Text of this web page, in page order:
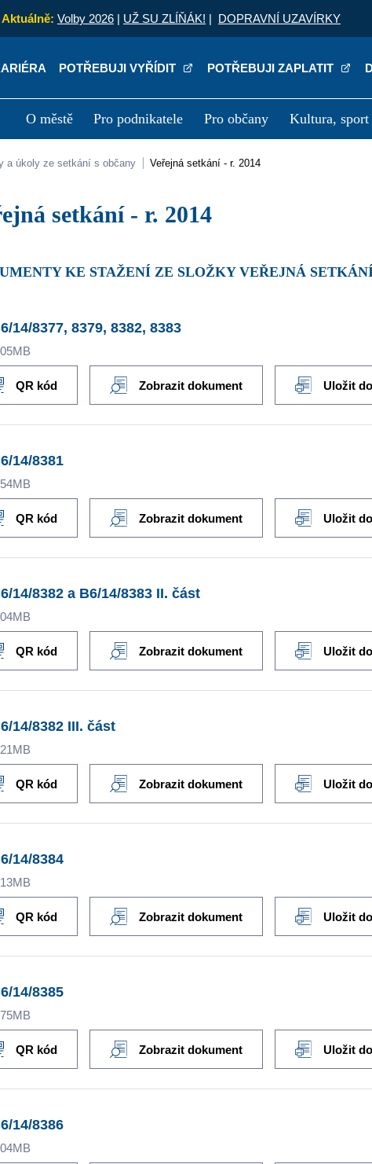
Aktuálně: Volby 2026 | UŽ SU ZLÍŇÁK! | DOPRAVNÍ UZAVÍRKY
POTŘEBUJI VYŘÍDIT POTŘEBUJI ZAPLATIT
O městě Pro podnikatele Pro občany Kultura, sport
Kariéra
a úkoly ze setkání s občany Veřejná setkání - r. 2014
setkání - r. 2014
KE STAŽENÍ ZE SLOŽKY VEŘEJNÁ
14/8377, 8379, 8382, 8383
QR kód Zobrazit dokument Uložit
14/8381
QR kód Zobrazit dokument Uložit
14/8382 a B6/14/8383 II. část
QR kód Zobrazit dokument Uložit
14/8382 III. část
QR kód Zobrazit dokument Uložit
14/8384
QR kód Zobrazit dokument Uložit
14/8385
QR kód Zobrazit dokument Uložit
14/8386